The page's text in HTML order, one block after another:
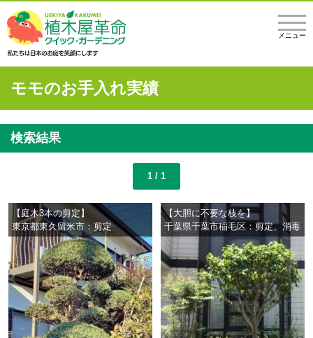
メニュー
モモのお手入れ実績
検索結果
1 / 1
【庭木3本の剪定】
東京都東久留米市：剪定
【大胆に不要な枝を】
千葉県千葉市稲毛区：剪定、消毒